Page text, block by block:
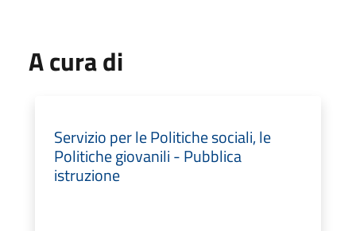
A cura di
Servizio per le Politiche sociali, le
Politiche giovanili - Pubblica
istruzione